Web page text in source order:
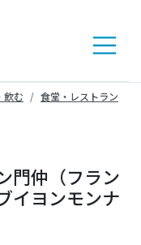
飲む
食堂・レストラン
門仲（フラン
イヨンモンナ